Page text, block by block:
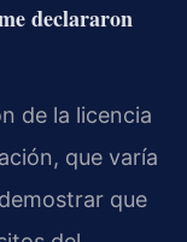
declararon
de la licencia
que varía
que